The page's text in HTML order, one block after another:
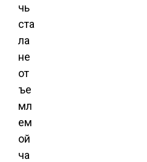
чь
ста
ла
не
от
ъе
мл
ем
ой
ча